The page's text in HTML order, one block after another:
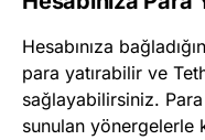
Hesabınıza
para yatırabilir ve
sağlayabilirsiniz.
sunulan yönergelerle